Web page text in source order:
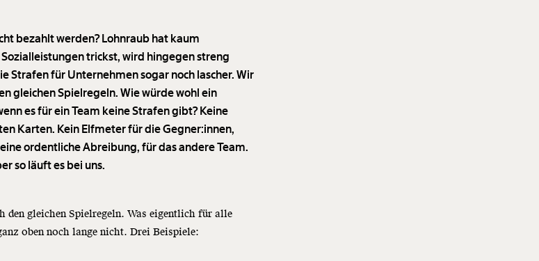
bezahlt werden? Lohnraub hat kaum
trickst, wird hingegen streng
Strafen für Unternehmen sogar noch lascher. Wir
gleichen Spielregeln. Wie würde wohl ein
es für ein Team keine Strafen gibt? Keine
Karten. Kein Elfmeter für die Gegner:innen,
ordentliche Abreibung, für das andere Team.
so läuft es bei uns.
den gleichen Spielregeln. Was eigentlich für alle
oben noch lange nicht. Drei Beispiele: